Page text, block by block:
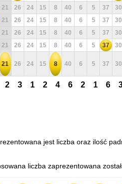
21 26 24 15 8 40 6 5 37 30
21 26 24 15 8 40 6 5 37 30
21 26 24 15 8 40 6 5 37 30
21 26 24 15 8 40 6 5 37 30
21 26 24 15 8 40 6 5 37 30
2 3 1 2 4 6 2 1 6
jest liczba oraz ilość
liczba zaprezentowana